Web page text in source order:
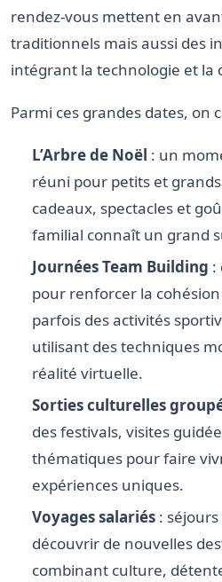
rendez-vous mettent en
traditionnels mais aussi des
intégrant la technologie et la
Parmi ces grandes dates, on
L’Arbre de Noël : un
réuni pour petits et
cadeaux, spectacles et
familial connaît un grand
Journées Team Building :
pour renforcer la
parfois des activités
utilisant des techniques
réalité virtuelle.
Sorties culturelles
des festivals, visites
thématiques pour faire
expériences uniques.
Voyages salariés :
découvrir de nouvelles
combinant culture,